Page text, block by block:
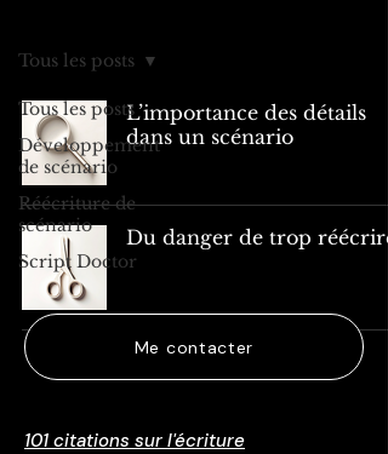
Tous les posts
Développement
de scénario
Réécriture de
scénario
Script Doctor
Tous les posts
L’importance des détails
dans un scénario
Du danger de trop réécrire
Me contacter
101 citations sur l'écriture